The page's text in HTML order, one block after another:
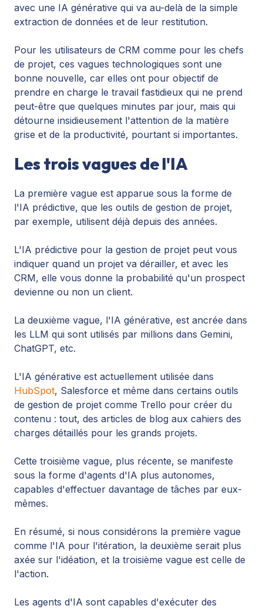
avec une IA générative qui va au-delà de la simple
extraction de données et de leur restitution.
Pour les utilisateurs de CRM comme pour les chefs
de projet, ces vagues technologiques sont une
bonne nouvelle, car elles ont pour objectif de
prendre en charge le travail fastidieux qui ne prend
peut-être que quelques minutes par jour, mais qui
détourne insidieusement l'attention de la matière
grise et de la productivité, pourtant si importantes.
Les trois vagues de l'IA
La première vague est apparue sous la forme de
l'IA prédictive, que les outils de gestion de projet,
par exemple, utilisent déjà depuis des années.
L'IA prédictive pour la gestion de projet peut vous
indiquer quand un projet va dérailler, et avec les
CRM, elle vous donne la probabilité qu'un prospect
devienne ou non un client.
La deuxième vague, l'IA générative, est ancrée dans
les LLM qui sont utilisés par millions dans Gemini,
ChatGPT, etc.
L'IA générative est actuellement utilisée dans
HubSpot, Salesforce et même dans certains outils
de gestion de projet comme Trello pour créer du
contenu : tout, des articles de blog aux cahiers des
charges détaillés pour les grands projets.
Cette troisième vague, plus récente, se manifeste
sous la forme d'agents d'IA plus autonomes,
capables d'effectuer davantage de tâches par eux-
mêmes.
En résumé, si nous considérons la première vague
comme l'IA pour l'itération, la deuxième serait plus
axée sur l'idéation, et la troisième vague est celle de
l'action.
Les agents d'IA sont capables d'exécuter des